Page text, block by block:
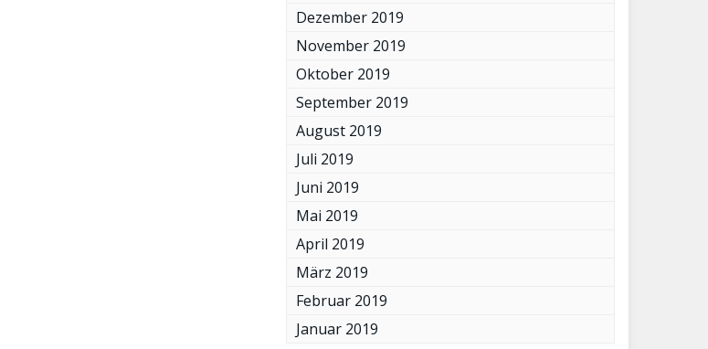
Dezember 2019
November 2019
Oktober 2019
September 2019
August 2019
Juli 2019
Juni 2019
Mai 2019
April 2019
März 2019
Februar 2019
Januar 2019